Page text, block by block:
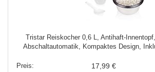
Tristar Reiskocher 0,6 L, Antihaft-
Abschaltautomatik, Kompaktes Design,
17,99 €